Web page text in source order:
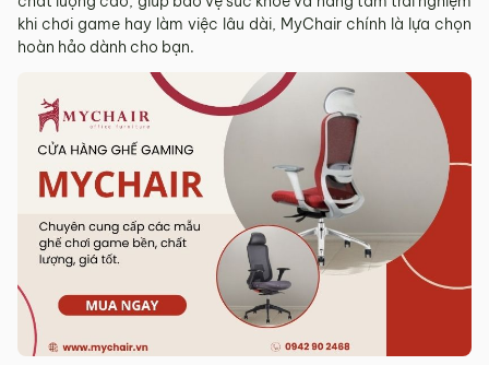
khi chơi game hay làm việc lâu dài, MyChair chính là lựa chọn
hoàn hảo dành cho bạn.